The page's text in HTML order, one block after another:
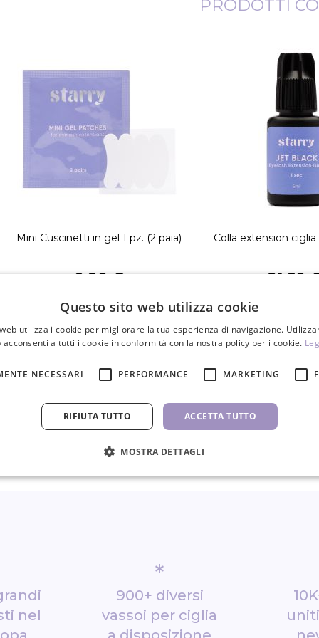
PRODOTTI
Mini Cuscinetti in gel 1 pz. (2 paia)
0,90 €
Colla extension ciglia
21,50
nel
*
900+ diversi
vassoi per ciglia
Questo sito web utilizza cookie
utilizza i cookie per migliorare la tua esperienza di navigazione.
acconsenti a tutti i cookie in conformità con la nostra policy per i cookie.
NECESSARI PERFORMANCE MARKETING
ACCETTA TUTTO
RIFIUTA TUTTO
MOSTRA DETTAGLI